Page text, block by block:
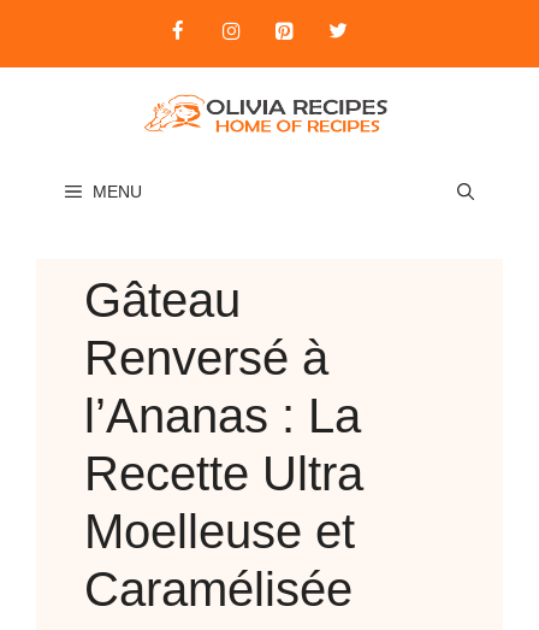
content
MENU
Gâteau
Renversé à
l’Ananas : La
Recette Ultra
Moelleuse et
Caramélisée